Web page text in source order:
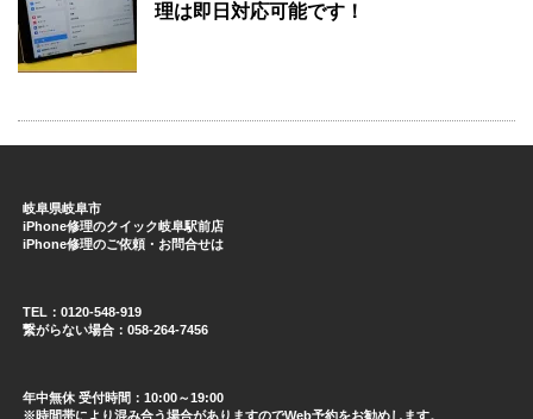
理は即日対応可能です！
岐阜県岐阜市
iPhone修理のクイック岐阜駅前店
iPhone修理のご依頼・お問合せは
TEL：0120-548-919
繋がらない場合：058-264-7456
年中無休 受付時間：10:00～19:00
※時間帯により混み合う場合がありますのでWeb予約をお勧めします。